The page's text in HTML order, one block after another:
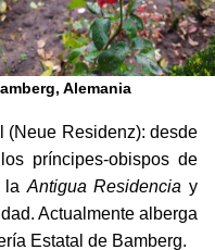
Alemania
príncipes-obispos de
la Antigua Residenciay
Actualmente alberga
Estatal de Bamberg.